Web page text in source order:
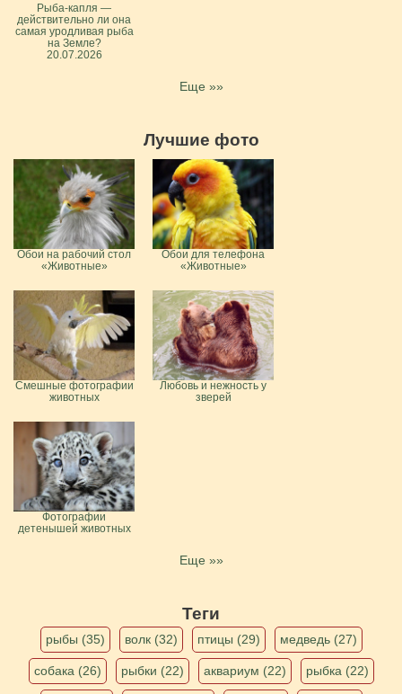
Рыба-капля —
действительно ли она
самая уродливая рыба
на Земле?
20.07.2026
Еще »»
Лучшие фото
Обои на рабочий стол
«Животные»
Обои для телефона
«Животные»
Смешные фотографии
животных
Любовь и нежность у
зверей
Фотографии
детенышей животных
Еще »»
Теги
рыбы (35) волк (32) птицы (29) медведь (27)
собака (26) рыбки (22) аквариум (22) рыбка (22)